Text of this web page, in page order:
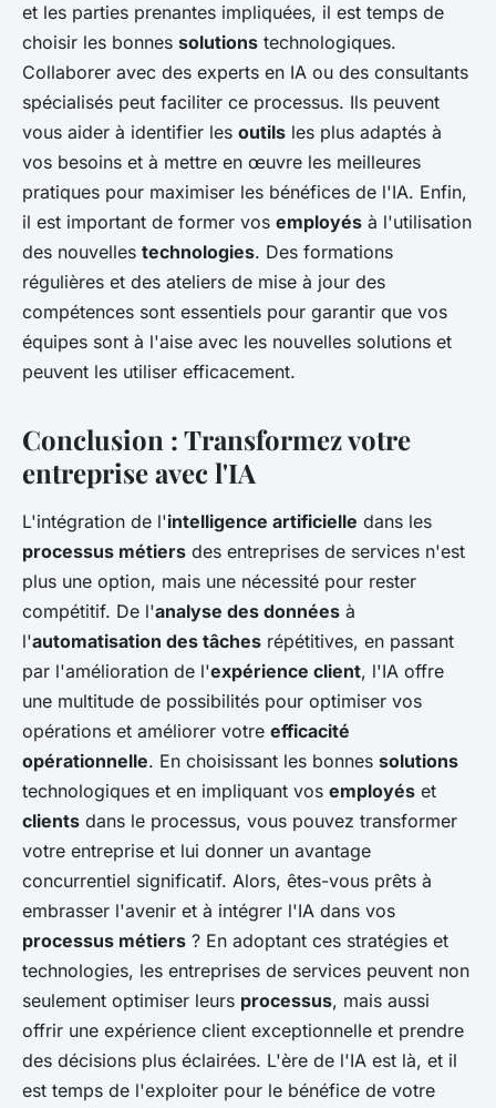
et les parties prenantes impliquées, il est temps de
choisir les bonnes solutions technologiques.
Collaborer avec des experts en IA ou des consultants
spécialisés peut faciliter ce processus. Ils peuvent
vous aider à identifier les outils les plus adaptés à
vos besoins et à mettre en œuvre les meilleures
pratiques pour maximiser les bénéfices de l'IA. Enfin,
il est important de former vos employés à l'utilisation
des nouvelles technologies. Des formations
régulières et des ateliers de mise à jour des
compétences sont essentiels pour garantir que vos
équipes sont à l'aise avec les nouvelles solutions et
peuvent les utiliser efficacement.
Conclusion : Transformez votre
entreprise avec l'IA
L'intégration de l'intelligence artificielle dans les
processus métiers des entreprises de services n'est
plus une option, mais une nécessité pour rester
compétitif. De l'analyse des données à
l'automatisation des tâches répétitives, en passant
par l'amélioration de l'expérience client, l'IA offre
une multitude de possibilités pour optimiser vos
opérations et améliorer votre efficacité
opérationnelle. En choisissant les bonnes solutions
technologiques et en impliquant vos employés et
clients dans le processus, vous pouvez transformer
votre entreprise et lui donner un avantage
concurrentiel significatif. Alors, êtes-vous prêts à
embrasser l'avenir et à intégrer l'IA dans vos
processus métiers ? En adoptant ces stratégies et
technologies, les entreprises de services peuvent non
seulement optimiser leurs processus, mais aussi
offrir une expérience client exceptionnelle et prendre
des décisions plus éclairées. L'ère de l'IA est là, et il
est temps de l'exploiter pour le bénéfice de votre